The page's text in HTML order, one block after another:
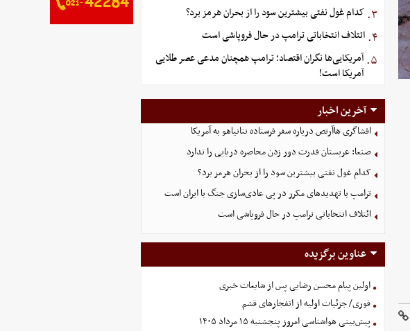
۳. کدام غول نفتی بیشترین سود را از بحران هرمز برد؟
۴. ائتلاف انتخاباتی ترامپ در حال فروپاشی است
۵. آمریکایی‌ها نگران اقتصاد؛ ترامپ همچنان مدعی عصر طلایی
آمریکا است!
آخرین اخبار
افشاگری هاآرتص درباره سفر فرستاده نتانیاهو به آمریکا
صنعا: عربستان قدرت دور زدن محاصره دریایی را ندارد
کدام غول نفتی بیشترین سود را از بحران هرمز برد؟
ترامپ با تهدیدهای مکرر در پی عادی‌سازی جنگ با ایران است
ائتلاف انتخاباتی ترامپ در حال فروپاشی است
عناوین برگزیده
اولین پیام محسن رضایی پس از شایعات خبری
فوری/ جزئیات اولیه از انفجارهای قشم
پیش‌بینی هواشناسی امروز پنجشنبه ۱۵ مرداد ۱۴۰۵